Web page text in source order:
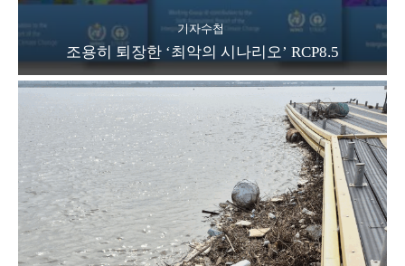
기자수첩
조용히 퇴장한 ‘최악의 시나리오’ RCP8.5